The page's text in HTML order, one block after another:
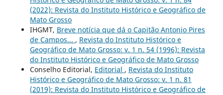
(2022): Revista do Instituto Histórico e Geográfico de
Mato Grosso
IHGMT, Breve notícia que dá o Capitão Antonio Pires
de Campos... , Revista do Instituto Histórico e
Geográfico de Mato Grosso: v. 1 n. 54 (1996): Revista
do Instituto Histórico e Geográfico de Mato Grosso
Conselho Editorial, Editorial , Revista do Instituto
Histórico e Geográfico de Mato Grosso: v. 1 n. 81
(2019): Revista do Instituto Histórico e Geográfico de